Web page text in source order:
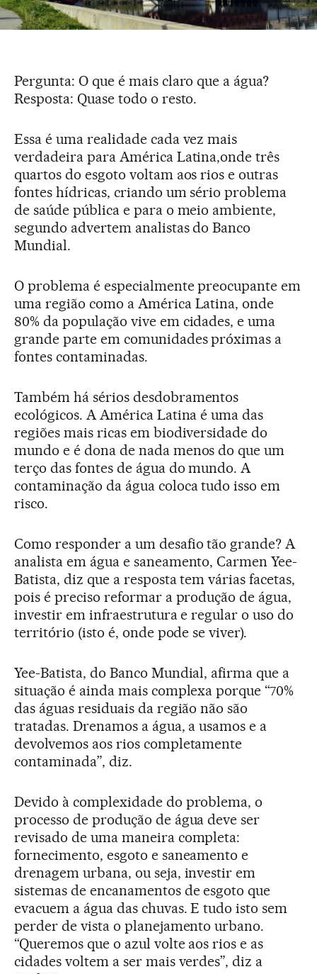
Pergunta: O que é mais claro que a água?
Resposta: Quase todo o resto.
Essa é uma realidade cada vez mais
verdadeira para América Latina,onde três
quartos do esgoto voltam aos rios e outras
fontes hídricas, criando um sério problema
de saúde pública e para o meio ambiente,
segundo advertem analistas do Banco
Mundial.
O problema é especialmente preocupante em
uma região como a América Latina, onde
80% da população vive em cidades, e uma
grande parte em comunidades próximas a
fontes contaminadas.
Também há sérios desdobramentos
ecológicos. A América Latina é uma das
regiões mais ricas em biodiversidade do
mundo e é dona de nada menos do que um
terço das fontes de água do mundo. A
contaminação da água coloca tudo isso em
risco.
Como responder a um desafio tão grande? A
analista em água e saneamento, Carmen Yee-
Batista, diz que a resposta tem várias facetas,
pois é preciso reformar a produção de água,
investir em infraestrutura e regular o uso do
território (isto é, onde pode se viver).
Yee-Batista, do Banco Mundial, afirma que a
situação é ainda mais complexa porque “70%
das águas residuais da região não são
tratadas. Drenamos a água, a usamos e a
devolvemos aos rios completamente
contaminada”, diz.
Devido à complexidade do problema, o
processo de produção de água deve ser
revisado de uma maneira completa:
fornecimento, esgoto e saneamento e
drenagem urbana, ou seja, investir em
sistemas de encanamentos de esgoto que
evacuem a água das chuvas. E tudo isto sem
perder de vista o planejamento urbano.
“Queremos que o azul volte aos rios e as
cidades voltem a ser mais verdes”, diz a